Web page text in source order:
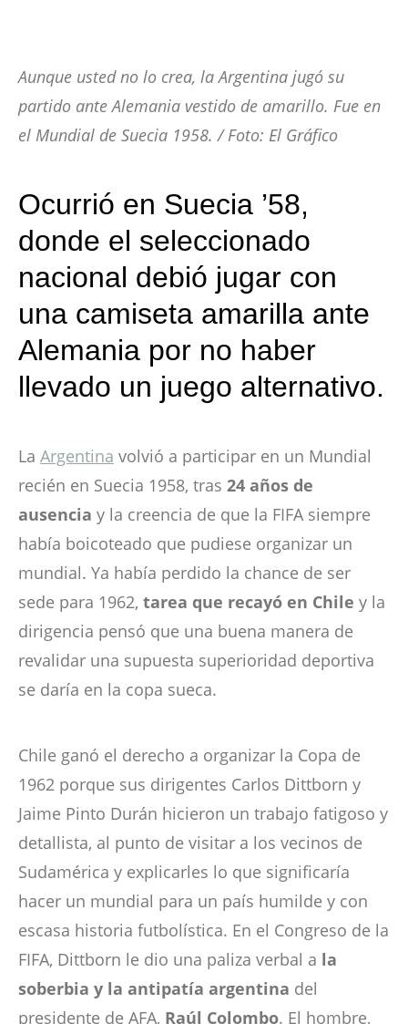
Aunque usted no lo crea, la Argentina jugó su
partido ante Alemania vestido de amarillo. Fue en
el Mundial de Suecia 1958. / Foto: El Gráfico
Ocurrió en Suecia ’58,
donde el seleccionado
nacional debió jugar con
una camiseta amarilla ante
Alemania por no haber
llevado un juego alternativo.
La Argentina volvió a participar en un Mundial
recién en Suecia 1958, tras 24 años de
ausencia y la creencia de que la FIFA siempre
había boicoteado que pudiese organizar un
mundial. Ya había perdido la chance de ser
sede para 1962, tarea que recayó en Chile y la
dirigencia pensó que una buena manera de
revalidar una supuesta superioridad deportiva
se daría en la copa sueca.
Chile ganó el derecho a organizar la Copa de
1962 porque sus dirigentes Carlos Dittborn y
Jaime Pinto Durán hicieron un trabajo fatigoso y
detallista, al punto de visitar a los vecinos de
Sudamérica y explicarles lo que significaría
hacer un mundial para un país humilde y con
escasa historia futbolística. En el Congreso de la
FIFA, Dittborn le dio una paliza verbal a la
soberbia y la antipatía argentina del
presidente de AFA, Raúl Colombo. El hombre,